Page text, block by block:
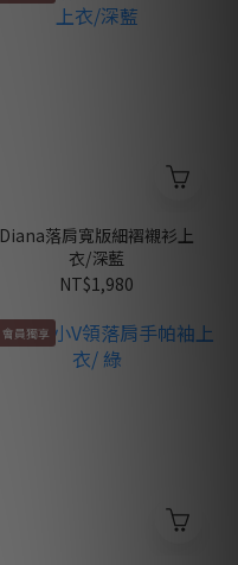
Diana落肩寬版細褶襯衫上
衣/深藍
NT$1,980
會員獨享